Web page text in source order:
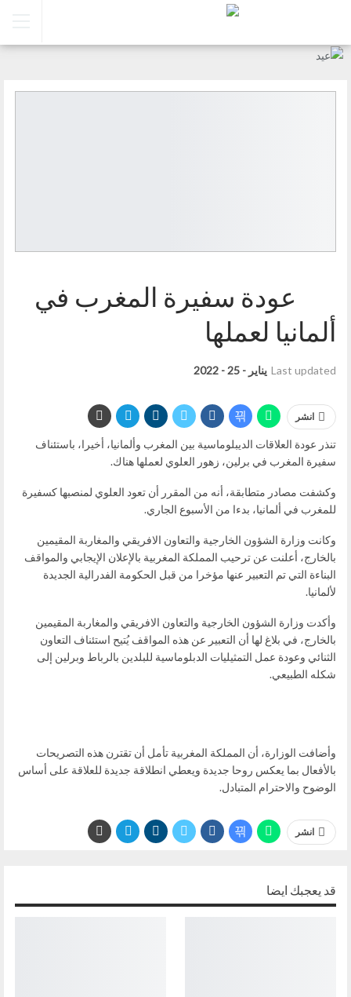
عودة سفيرة المغرب في
ألمانيا لعملها
Last updated يناير - 25 - 2022
انشر
تنذر عودة العلاقات الديبلوماسية بين المغرب وألمانيا، أخيرا، باستئناف
سفيرة المغرب في برلين، زهور العلوي لعملها هناك.
وكشفت مصادر متطابقة، أنه من المقرر أن تعود العلوي لمنصبها كسفيرة
للمغرب في ألمانيا، بدءا من الأسبوع الجاري.
وكانت وزارة الشؤون الخارجية والتعاون الافريقي والمغاربة المقيمين
بالخارج، أعلنت عن ترحيب المملكة المغربية بالإعلان الإيجابي والمواقف
البناءة التي تم التعبير عنها مؤخرا من قبل الحكومة الفدرالية الجديدة
لألمانيا.
وأكدت وزارة الشؤون الخارجية والتعاون الافريقي والمغاربة المقيمين
بالخارج، في بلاغ لها أن التعبير عن هذه المواقف يُتيح استئناف التعاون
الثنائي وعودة عمل التمثيليات الدبلوماسية للبلدين بالرباط وبرلين إلى
شكله الطبيعي.
وأضافت الوزارة، أن المملكة المغربية تأمل أن تقترن هذه التصريحات
بالأفعال بما يعكس روحا جديدة ويعطي انطلاقة جديدة للعلاقة على أساس
الوضوح والاحترام المتبادل.
انشر
قد يعجبك ايضا